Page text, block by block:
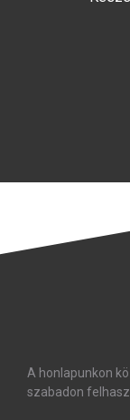
A honlapunkon
szabadon